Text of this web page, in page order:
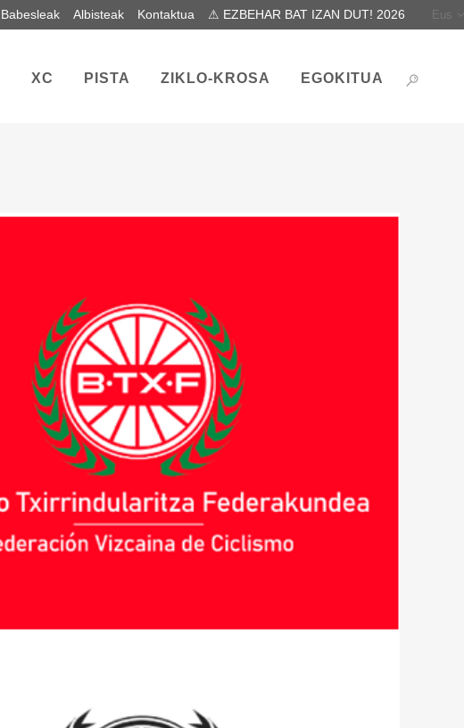
Babesleak Albisteak Kontaktua ⚠ EZBEHAR BAT IZAN DUT! 2026 Eus
XC PISTA ZIKLO-KROSA EGOKITUA